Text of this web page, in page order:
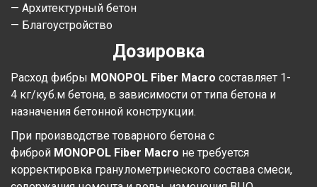
— Архитектурный бетон
— Благоустройство
Дозировка
Расход фибры MONOPOL Fiber Macro составляет 1-
4 кг/куб.м бетона, в зависимости от типа бетона и
назначения бетонной конструкции.
При производстве товарного бетона с
фиброй MONOPOL Fiber Macro не требуется
корректировка гранулометрического состава смеси,